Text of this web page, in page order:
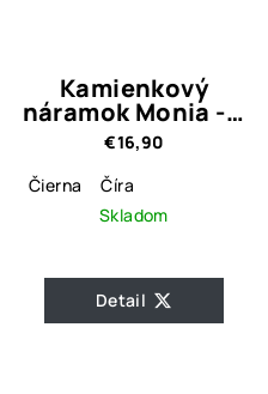
Kamienkový
náramok Monia - 3
farebné
prevedenia
€16,90
Čierna
Číra
Skladom
Detail